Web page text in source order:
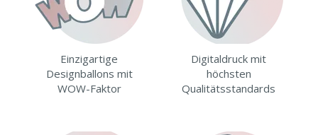
Einzigartige
Designballons mit
WOW-Faktor
Digitaldruck mit
höchsten
Qualitätsstandards